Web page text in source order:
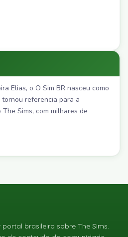
Elias, o O Sim BR nasceu como
referencia para a
Sims, com milhares de
brasileiro sobre The Sims.